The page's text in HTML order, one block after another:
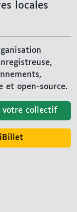
locales
et open-source.
votre collectif